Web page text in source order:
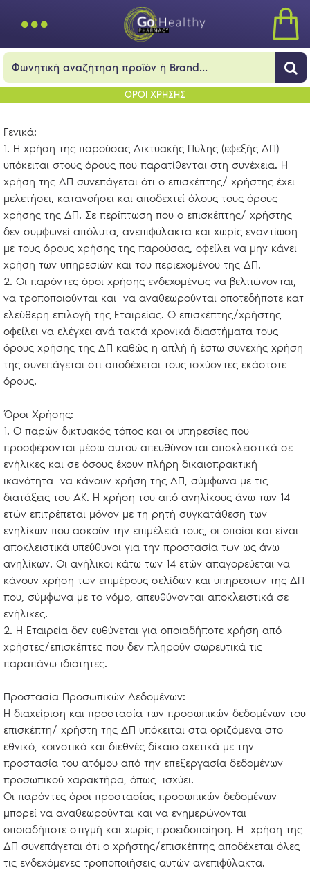
ΟΡΟΙ ΧΡΗΣΗΣ
Γενικά:
1. Η χρήση της παρούσας Δικτυακής Πύλης (εφεξής ΔΠ)
υπόκειται στους όρους που παρατίθενται στη συνέχεια. Η
χρήση της ΔΠ συνεπάγεται ότι ο επισκέπτης/ χρήστης έχει
μελετήσει, κατανοήσει και αποδεχτεί όλους τους όρους
χρήσης της ΔΠ. Σε περίπτωση που ο επισκέπτης/ χρήστης
δεν συμφωνεί απόλυτα, ανεπιφύλακτα και χωρίς εναντίωση
με τους όρους χρήσης της παρούσας, οφείλει να μην κάνει
χρήση των υπηρεσιών και του περιεχομένου της ΔΠ.
2. Οι παρόντες όροι χρήσης ενδεχομένως να βελτιώνονται,
να τροποποιούνται και να αναθεωρούνται οποτεδήποτε κατ
ελεύθερη επιλογή της Εταιρείας. Ο επισκέπτης/χρήστης
οφείλει να ελέγχει ανά τακτά χρονικά διαστήματα τους
όρους χρήσης της ΔΠ καθώς η απλή ή έστω συνεχής χρήση
της συνεπάγεται ότι αποδέχεται τους ισχύοντες εκάστοτε
όρους.
Όροι Χρήσης:
1. Ο παρών δικτυακός τόπος και οι υπηρεσίες που
προσφέρονται μέσω αυτού απευθύνονται αποκλειστικά σε
ενήλικες και σε όσους έχουν πλήρη δικαιοπρακτική
ικανότητα να κάνουν χρήση της ΔΠ, σύμφωνα με τις
διατάξεις του ΑΚ. Η χρήση του από ανηλίκους άνω των 14
ετών επιτρέπεται μόνον με τη ρητή συγκατάθεση των
ενηλίκων που ασκούν την επιμέλειά τους, οι οποίοι και είναι
αποκλειστικά υπεύθυνοι για την προστασία των ως άνω
ανηλίκων. Οι ανήλικοι κάτω των 14 ετών απαγορεύεται να
κάνουν χρήση των επιμέρους σελίδων και υπηρεσιών της ΔΠ
που, σύμφωνα με το νόμο, απευθύνονται αποκλειστικά σε
ενήλικες.
2. Η Εταιρεία δεν ευθύνεται για οποιαδήποτε χρήση από
χρήστες/επισκέπτες που δεν πληρούν σωρευτικά τις
παραπάνω ιδιότητες.
Προστασία Προσωπικών Δεδομένων:
Η διαχείριση και προστασία των προσωπικών δεδομένων του
επισκέπτη/ χρήστη της ΔΠ υπόκειται στα οριζόμενα στο
εθνικό, κοινοτικό και διεθνές δίκαιο σχετικά με την
προστασία του ατόμου από την επεξεργασία δεδομένων
προσωπικού χαρακτήρα, όπως ισχύει.
Οι παρόντες όροι προστασίας προσωπικών δεδομένων
μπορεί να αναθεωρούνται και να ενημερώνονται
οποιαδήποτε στιγμή και χωρίς προειδοποίηση. Η χρήση της
ΔΠ συνεπάγεται ότι ο χρήστης/επισκέπτης αποδέχεται όλες
τις ενδεχόμενες τροποποιήσεις αυτών ανεπιφύλακτα.